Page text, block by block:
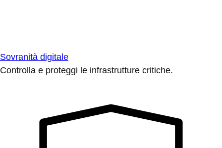
Sovranità digitale
Controlla e proteggi le infrastrutture critiche.